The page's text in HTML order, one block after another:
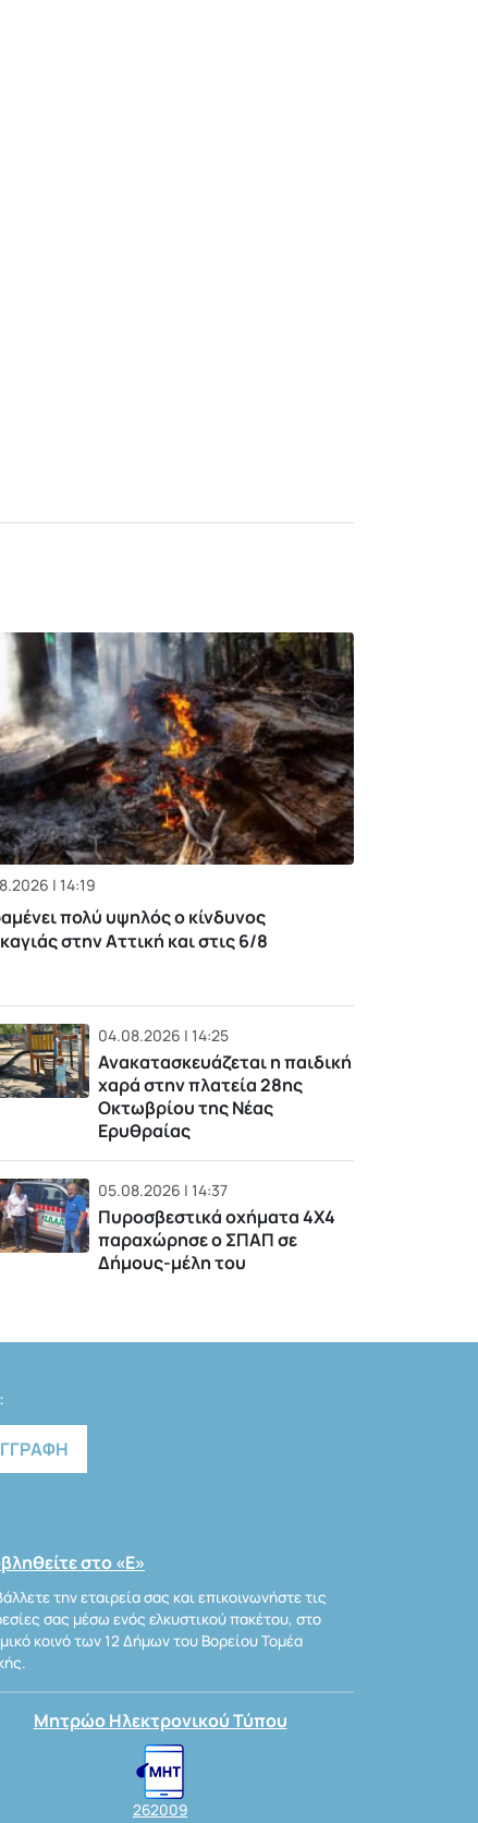
| 14:19
πολύ υψηλός ο κίνδυνος
στην Αττική και στις 6/8
04.08.2026 | 14:25
Ανακατασκευάζεται η παιδική
χαρά στην πλατεία 28ης
Οκτωβρίου της Νέας
Ερυθραίας
05.08.2026 | 14:37
Πυροσβεστικά οχήματα 4Χ4
παραχώρησε ο ΣΠΑΠ σε
Δήμους-μέλη του
στο «Ε»
την εταιρεία σας και επικοινωνήστε τις
σας μέσω ενός ελκυστικού πακέτου, στο
κοινό των 12 Δήμων του Βορείου Τομέα
Μητρώο Ηλεκτρονικού Τύπου
262009